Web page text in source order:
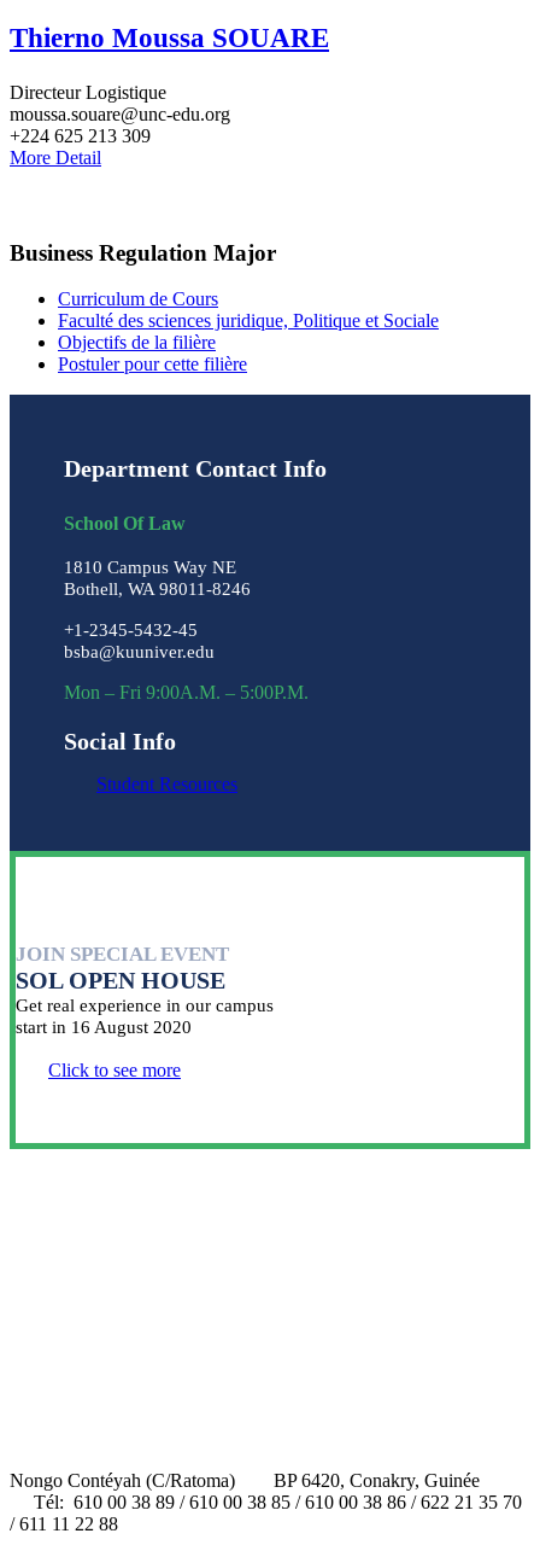
Thierno Moussa SOUARE
Directeur Logistique
moussa.souare@unc-edu.org
+224 625 213 309
More Detail
Business Regulation Major
Curriculum de Cours
Faculté des sciences juridique, Politique et Sociale
Objectifs de la filière
Postuler pour cette filière
Department Contact Info
School Of Law
1810 Campus Way NE
Bothell, WA 98011-8246
+1-2345-5432-45
bsba@kuuniver.edu
Mon – Fri 9:00A.M. – 5:00P.M.
Social Info
Student Resources
JOIN SPECIAL EVENT
SOL OPEN HOUSE
Get real experience in our campus
start in 16 August 2020
Click to see more
Nongo Contéyah (C/Ratoma) BP 6420, Conakry, Guinée
Tél: 610 00 38 89 / 610 00 38 85 / 610 00 38 86 / 622 21 35 70
/ 611 11 22 88